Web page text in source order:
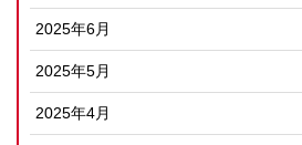
2025年6月
2025年5月
2025年4月